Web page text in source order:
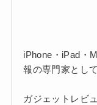
iPhone・iPad・
報の専門家とし
ガジェットレビ